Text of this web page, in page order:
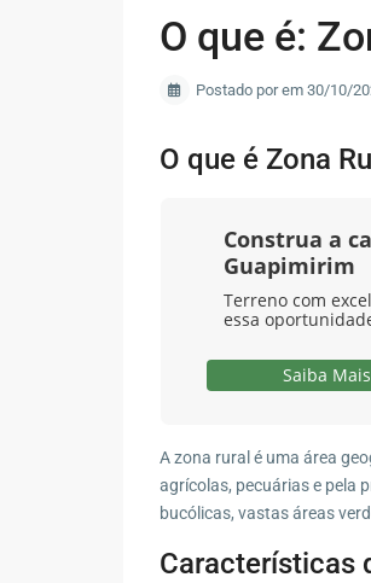
O que é:
Postado por em 30/10/
O que é Zona
Construa a
Guapimirim
Terreno com
essa
Saiba Mais
A zona rural é uma área
agrícolas, pecuárias e pela
bucólicas, vastas áreas
Características